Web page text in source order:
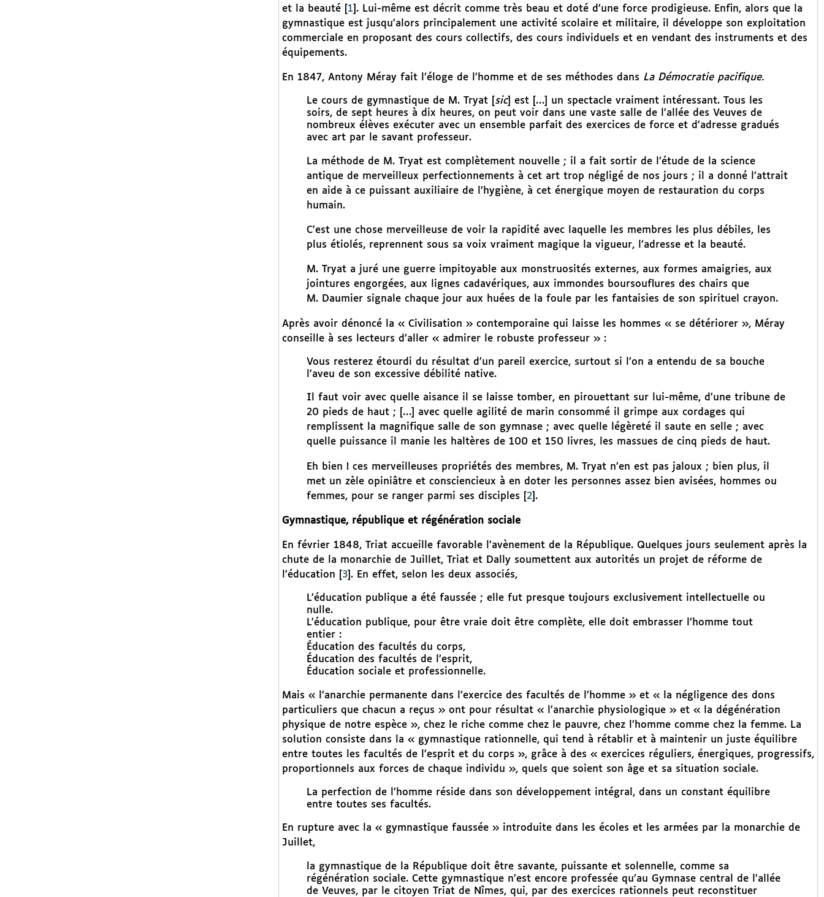
et la beauté[ 1 . Lui-même est décrit comme très beau et doté d’une force prodigieuse. Enfin, alors que la
gymnastique est jusqu’alors principalement une activité scolaire et militaire, il développe son exploitation
commerciale en proposant des cours collectifs, des cours individuels et en vendant des instruments et des
équipements.
En 1847, Antony Méray fait l’éloge de l’homme et de ses méthodes dans La Démocratie pacifique.
Le cours de gymnastique de M. Tryat [ sic] est […] un spectacle vraiment intéressant. Tous les
soirs, de sept heures à dix heures, on peut voir dans une vaste salle de l’allée des Veuves de
nombreux élèves exécuter avec un ensemble parfait des exercices de force et d’adresse gradués
avec art par le savant professeur.
La méthode de M. Tryat est complètement nouvelle ; il a fait sortir de l’étude de la science
antique de merveilleux perfectionnements à cet art trop négligé de nos jours ; il a donné l’attrait
en aide à ce puissant auxiliaire de l’hygiène, à cet énergique moyen de restauration du corps
humain.
C’est une chose merveilleuse de voir la rapidité avec laquelle les membres les plus débiles, les
plus étiolés, reprennent sous sa voix vraiment magique la vigueur, l’adresse et la beauté.
M. Tryat a juré une guerre impitoyable aux monstruosités externes, aux formes amaigries, aux
jointures engorgées, aux lignes cadavériques, aux immondes boursouflures des chairs que
M. Daumier signale chaque jour aux huées de la foule par les fantaisies de son spirituel crayon.
Après avoir dénoncé la « Civilisation » contemporaine qui laisse les hommes « se détériorer », Méray
conseille à ses lecteurs d’aller « admirer le robuste professeur » :
Vous resterez étourdi du résultat d’un pareil exercice, surtout si l’on a entendu de sa bouche
l’aveu de son excessive débilité native.
Il faut voir avec quelle aisance il se laisse tomber, en pirouettant sur lui-même, d’une tribune de
20 pieds de haut ; […] avec quelle agilité de marin consommé il grimpe aux cordages qui
remplissent la magnifique salle de son gymnase ; avec quelle légèreté il saute en selle ; avec
quelle puissance il manie les haltères de 100 et 150 livres, les massues de cinq pieds de haut.
Eh bien ! ces merveilleuses propriétés des membres, M. Tryat n’en est pas jaloux ; bien plus, il
met un zèle opiniâtre et consciencieux à en doter les personnes assez bien avisées, hommes ou
femmes, pour se ranger parmi ses disciples
2] .
Gymnastique, république et régénération sociale
En février 1848, Triat accueille favorable l’avènement de la République. Quelques jours seulement après la
chute de la monarchie de Juillet, Triat et Dally soumettent aux autorités un projet de réforme de
l’éducation
3] . En effet, selon les deux associés,
L’éducation publique a été faussée ; elle fut presque toujours exclusivement intellectuelle ou
nulle.
L’éducation publique, pour être vraie doit être complète, elle doit embrasser l’homme tout
entier :
Éducation des facultés du corps,
Éducation des facultés de l’esprit,
Éducation sociale et professionnelle.
Mais « l’anarchie permanente dans l’exercice des facultés de l’homme » et « la négligence des dons
particuliers que chacun a reçus » ont pour résultat « l’anarchie physiologique » et « la dégénération
physique de notre espèce », chez le riche comme chez le pauvre, chez l’homme comme chez la femme. La
solution consiste dans la « gymnastique rationnelle, qui tend à rétablir et à maintenir un juste équilibre
entre toutes les facultés de l’esprit et du corps », grâce à des « exercices réguliers, énergiques, progressifs,
proportionnels aux forces de chaque individu », quels que soient son âge et sa situation sociale.
La perfection de l’homme réside dans son développement intégral, dans un constant équilibre
entre toutes ses facultés.
En rupture avec la « gymnastique faussée » introduite dans les écoles et les armées par la monarchie de
Juillet,
la gymnastique de la République doit être savante, puissante et solennelle, comme sa
régénération sociale. Cette gymnastique n’est encore professée qu’au Gymnase central de l’allée
de Veuves, par le citoyen Triat de Nîmes, qui, par des exercices rationnels peut reconstituer